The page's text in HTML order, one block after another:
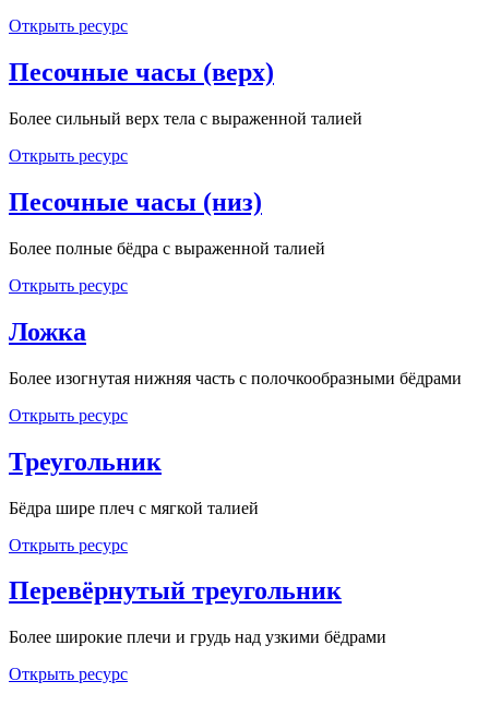
Открыть ресурс
Песочные часы (верх)
Более сильный верх тела с выраженной талией
Открыть ресурс
Песочные часы (низ)
Более полные бёдра с выраженной талией
Открыть ресурс
Ложка
Более изогнутая нижняя часть с полочкообразными бёдрами
Открыть ресурс
Треугольник
Бёдра шире плеч с мягкой талией
Открыть ресурс
Перевёрнутый треугольник
Более широкие плечи и грудь над узкими бёдрами
Открыть ресурс